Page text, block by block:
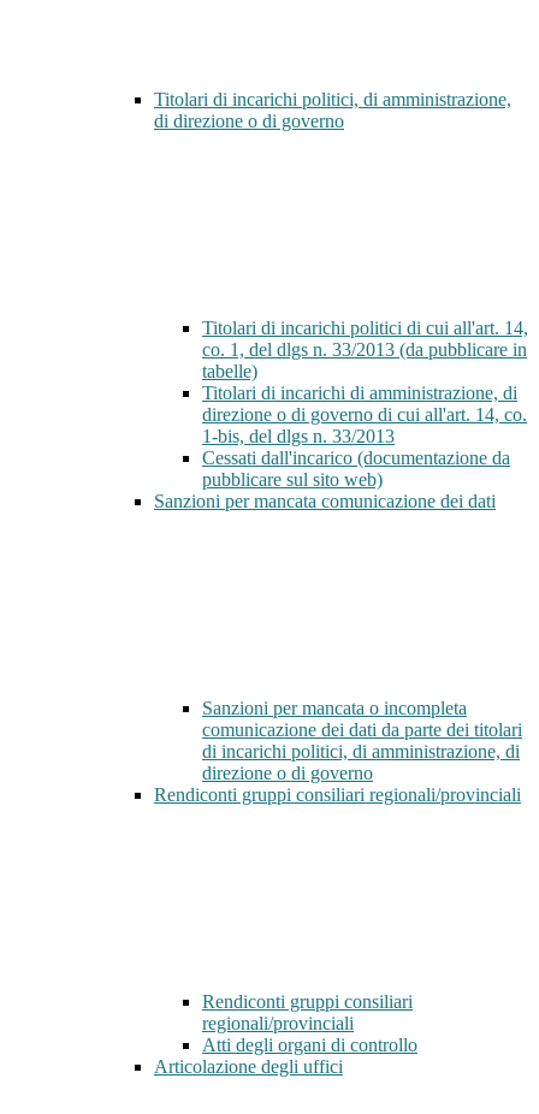
Titolari di incarichi politici, di amministrazione,
di direzione o di governo
Titolari di incarichi politici di cui all'art. 14,
co. 1, del dlgs n. 33/2013 (da pubblicare in
tabelle)
Titolari di incarichi di amministrazione, di
direzione o di governo di cui all'art. 14, co.
1-bis, del dlgs n. 33/2013
Cessati dall'incarico (documentazione da
pubblicare sul sito web)
Sanzioni per mancata comunicazione dei dati
Sanzioni per mancata o incompleta
comunicazione dei dati da parte dei titolari
di incarichi politici, di amministrazione, di
direzione o di governo
Rendiconti gruppi consiliari regionali/provinciali
Rendiconti gruppi consiliari
regionali/provinciali
Atti degli organi di controllo
Articolazione degli uffici